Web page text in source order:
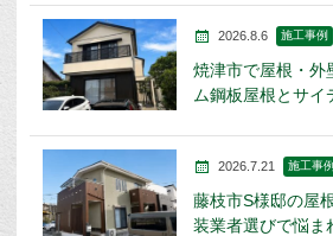
2026.8.6 施工事例
焼津市で屋根・外
ム鋼板屋根とサイ
2026.7.21 施工事例
藤枝市S様邸の屋
装業者選びで悩ま